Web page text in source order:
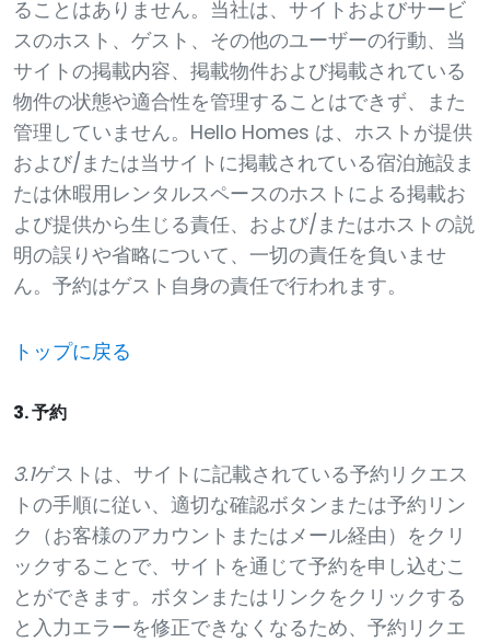
ることはありません。当社は、サイトおよびサービ
スのホスト、ゲスト、その他のユーザーの行動、当
サイトの掲載内容、掲載物件および掲載されている
物件の状態や適合性を管理することはできず、また
管理していません。Hello Homes は、ホストが提供
および/または当サイトに掲載されている宿泊施設ま
たは休暇用レンタルスペースのホストによる掲載お
よび提供から生じる責任、および/またはホストの説
明の誤りや省略について、一切の責任を負いませ
ん。予約はゲスト自身の責任で行われます。
トップに戻る
3. 予約
3.1ゲストは、サイトに記載されている予約リクエス
トの手順に従い、適切な確認ボタンまたは予約リン
ク（お客様のアカウントまたはメール経由）をクリ
ックすることで、サイトを通じて予約を申し込むこ
とができます。ボタンまたはリンクをクリックする
と入力エラーを修正できなくなるため、予約リクエ